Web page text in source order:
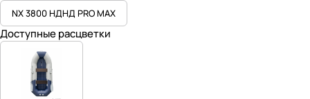
NX 3800 НДНД PRO MAX
Доступные расцветки